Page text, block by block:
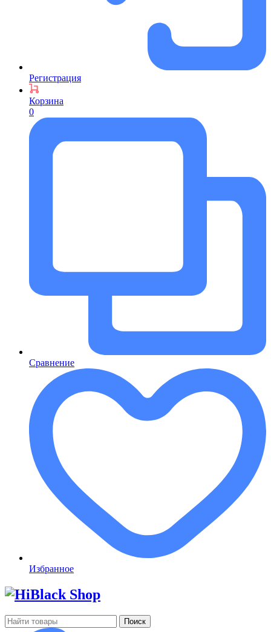
Регистрация
Корзина
0
Сравнение
Избранное
Поиск